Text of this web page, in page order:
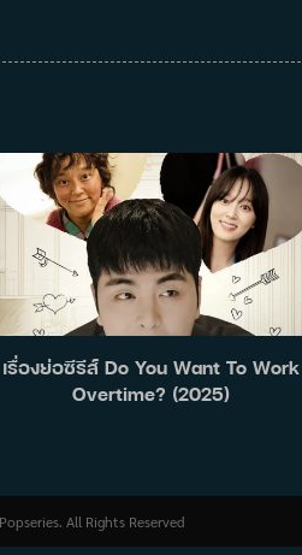
เรื่องย่อซีรีส์ Do You Want To Work
Overtime? (2025)
All Rights Reserved